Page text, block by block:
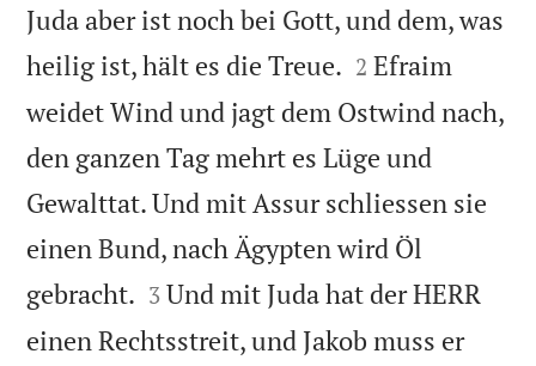
Juda aber ist noch bei Gott, und dem, was
heilig ist, hält es die Treue. 

2 Efraim
weidet Wind und jagt dem Ostwind nach,
den ganzen Tag mehrt es Lüge und
Gewalttat. Und mit Assur schliessen sie
einen Bund, nach Ägypten wird Öl
gebracht. 

3 Und mit Juda hat der HERR
einen Rechtsstreit, und Jakob muss er